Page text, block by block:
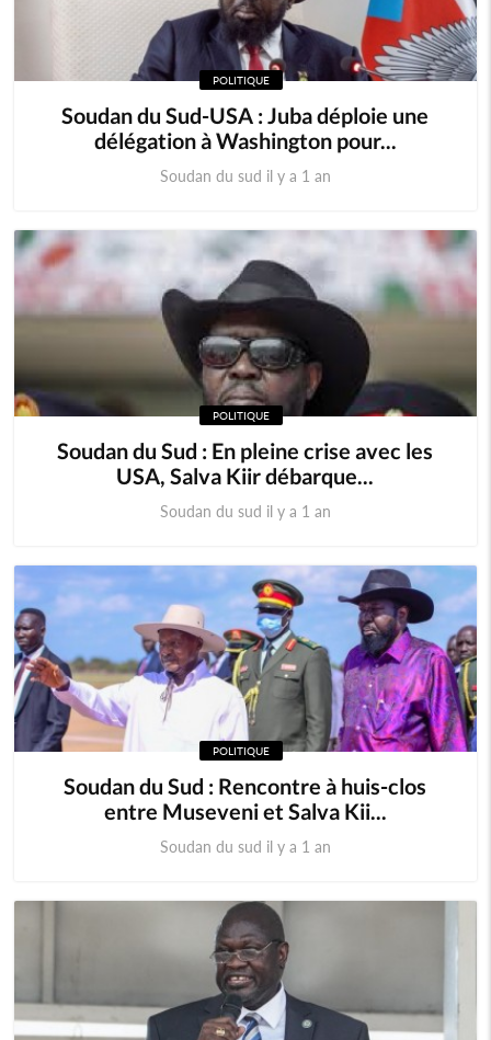
POLITIQUE
Soudan du Sud-USA : Juba déploie une
délégation à Washington pour...
Soudan du sud il y a 1 an
POLITIQUE
Soudan du Sud : En pleine crise avec les
USA, Salva Kiir débarque...
Soudan du sud il y a 1 an
POLITIQUE
Soudan du Sud : Rencontre à huis-clos
entre Museveni et Salva Kii...
Soudan du sud il y a 1 an